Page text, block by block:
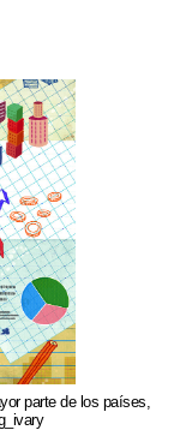
parte de los países,